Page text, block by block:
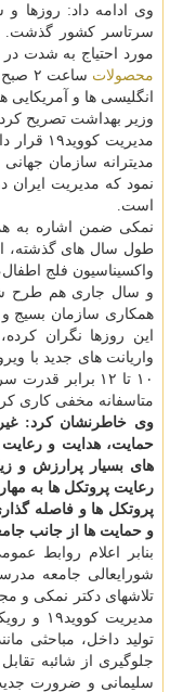
وی ادامه داد: روزها و
سرتاسر کشور گذشت.
مورد احتیاج به شدت در
محصولات
انگلیسی ها و آمریکایی
وزیر بهداشت تصریح
مدیریت
مدیترانه سازمان
است.
نمکی ضمن اشاره به
واکسیناسیون فلج
همکاری سازمان بسیج و
این روزها نگران
واریانت های جدید با
۱۰ تا ۱۲ برابر
متاسفانه مخفی کاری
وی خاطرنشان کرد:
حمایت، هدایت و
های بسیار پرارزش و
رعایت پروتکل ها به
و حمایت ها از جانب
بنابر اعلام روابط
شورایعالی جامعه
تلاشهای دکتر نمکی و
مدیریت
تولید داخل، مباحثی
جلوگیری از شائبه
سلیمانی و ضرورت